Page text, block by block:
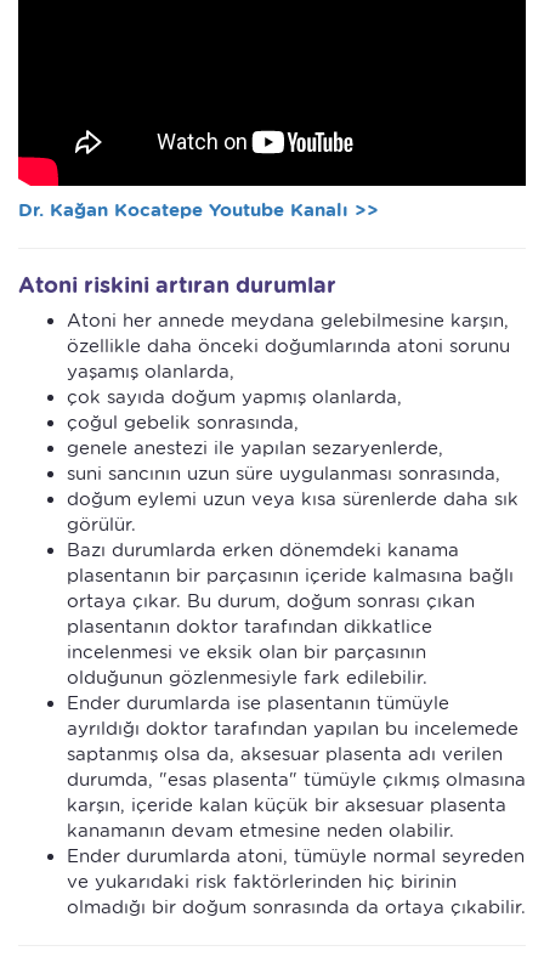
Dr. Kağan Kocatepe Youtube Kanalı >>
Atoni riskini artıran durumlar
Atoni her annede meydana gelebilmesine karşın,
özellikle daha önceki doğumlarında atoni sorunu
yaşamış olanlarda,
çok sayıda doğum yapmış olanlarda,
çoğul gebelik sonrasında,
genele anestezi ile yapılan sezaryenlerde,
suni sancının uzun süre uygulanması sonrasında,
doğum eylemi uzun veya kısa sürenlerde daha sık
görülür.
Bazı durumlarda erken dönemdeki kanama
plasentanın bir parçasının içeride kalmasına bağlı
ortaya çıkar. Bu durum, doğum sonrası çıkan
plasentanın doktor tarafından dikkatlice
incelenmesi ve eksik olan bir parçasının
olduğunun gözlenmesiyle fark edilebilir.
Ender durumlarda ise plasentanın tümüyle
ayrıldığı doktor tarafından yapılan bu incelemede
saptanmış olsa da, aksesuar plasenta adı verilen
durumda, "esas plasenta" tümüyle çıkmış olmasına
karşın, içeride kalan küçük bir aksesuar plasenta
kanamanın devam etmesine neden olabilir.
Ender durumlarda atoni, tümüyle normal seyreden
ve yukarıdaki risk faktörlerinden hiç birinin
olmadığı bir doğum sonrasında da ortaya çıkabilir.